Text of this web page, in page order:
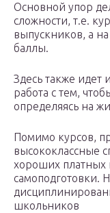
Основной упор
сложности, т.е.
выпускников, а
баллы.
Здесь также идет
работа с тем,
определяясь на
Помимо курсов,
высококлассные
хороших платных
самоподготовки.
школьников